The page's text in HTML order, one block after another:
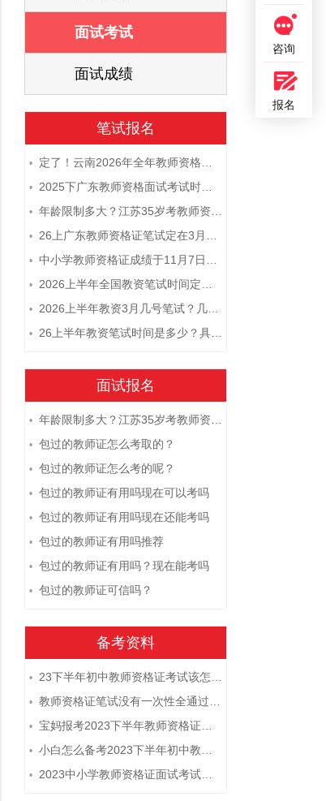
面试考试
面试成绩
笔试报名
• 定了！云南2026年全年教师资格证考试日程大公开！
• 2025下广东教师资格面试考试时间及科目内容（怎么考）
• 年龄限制多大？江苏35岁考教师资格证晚吗？
• 26上广东教师资格证笔试定在3月7日！附考试指南
• 中小学教师资格证成绩于11月7日10点查！
• 2026上半年全国教资笔试时间定档！
• 2026上半年教资3月几号笔试？几点开考
• 26上半年教资笔试时间是多少？具体安排表一览
面试报名
• 年龄限制多大？江苏35岁考教师资格证晚吗？
• 包过的教师证怎么考取的？
• 包过的教师证怎么考的呢？
• 包过的教师证有用吗现在可以考吗
• 包过的教师证有用吗现在还能考吗
• 包过的教师证有用吗推荐
• 包过的教师证有用吗？现在能考吗
• 包过的教师证可信吗？
备考资料
• 23下半年初中教师资格证考试该怎么复习？
• 教师资格证笔试没有一次性全通过下次需要重新报考吗？
• 宝妈报考2023下半年教师资格证需要报班备考吗？
• 小白怎么备考2023下半年初中教师资格证笔试？
• 2023中小学教师资格证面试考试注意事项
咨询
报名